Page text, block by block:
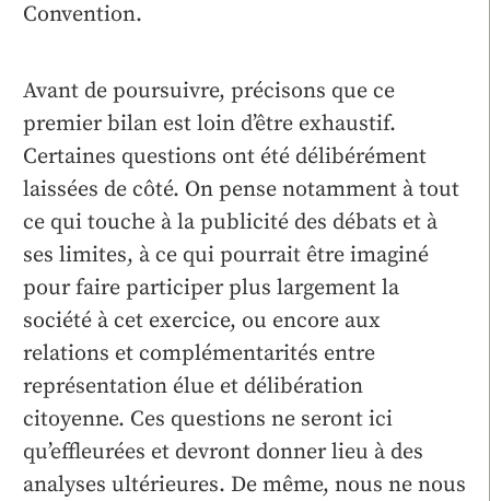
Convention.
Avant de poursuivre, précisons que ce
premier bilan est loin d’être exhaustif.
Certaines questions ont été délibérément
laissées de côté. On pense notamment à tout
ce qui touche à la publicité des débats et à
ses limites, à ce qui pourrait être imaginé
pour faire participer plus largement la
société à cet exercice, ou encore aux
relations et complémentarités entre
représentation élue et délibération
citoyenne. Ces questions ne seront ici
qu’effleurées et devront donner lieu à des
analyses ultérieures. De même, nous ne nous